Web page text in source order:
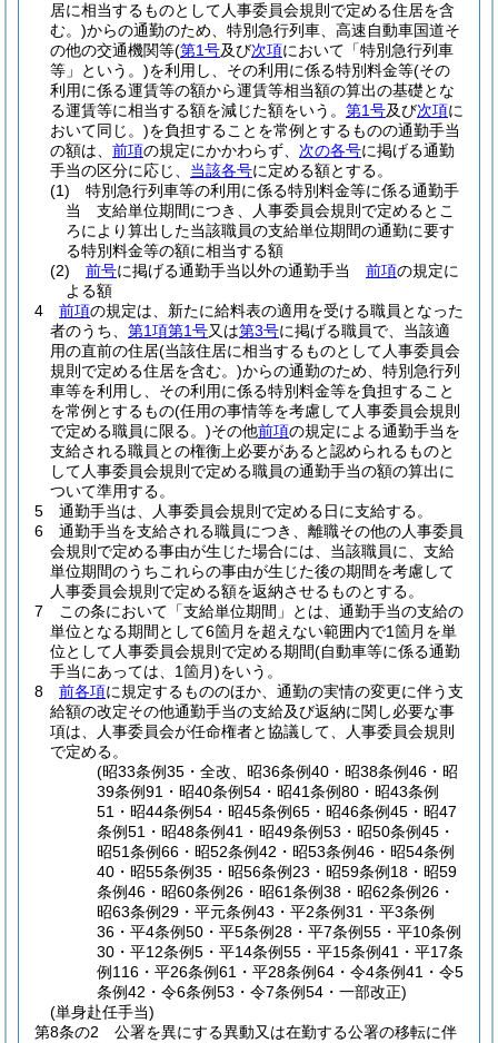
居に相当するものとして人事委員会規則で定める住居を含
む。)からの通勤のため、特別急行列車、高速自動車国道そ
の他の交通機関等(第1号及び次項において「特別急行列車
等」という。)を利用し、その利用に係る特別料金等(その
利用に係る運賃等の額から運賃等相当額の算出の基礎とな
る運賃等に相当する額を減じた額をいう。 第1号及び次項に
おいて同じ。)を負担することを常例とするものの通勤手当
の額は、 前項の規定にかかわらず、 次の各号に掲げる通勤
手当の区分に応じ、 当該各号に定める額とする。
(1)
特別急行列車等の利用に係る特別料金等に係る通勤手
当 支給単位期間につき、人事委員会規則で定めるとこ
ろにより算出した当該職員の支給単位期間の通勤に要す
る特別料金等の額に相当する額
(2)
前号に掲げる通勤手当以外の通勤手当 前項の規定に
よる額
4
前項の規定は、新たに給料表の適用を受ける職員となった
者のうち、 第1項第1号又は第3号に掲げる職員で、当該適
用の直前の住居(当該住居に相当するものとして人事委員会
規則で定める住居を含む。)からの通勤のため、特別急行列
車等を利用し、その利用に係る特別料金等を負担すること
を常例とするもの(任用の事情等を考慮して人事委員会規則
で定める職員に限る。)その他前項の規定による通勤手当を
支給される職員との権衡上必要があると認められるものと
して人事委員会規則で定める職員の通勤手当の額の算出に
ついて準用する。
5
通勤手当は、人事委員会規則で定める日に支給する。
6
通勤手当を支給される職員につき、離職その他の人事委員
会規則で定める事由が生じた場合には、当該職員に、支給
単位期間のうちこれらの事由が生じた後の期間を考慮して
人事委員会規則で定める額を返納させるものとする。
7
この条において「支給単位期間」とは、通勤手当の支給の
単位となる期間として6箇月を超えない範囲内で1箇月を単
位として人事委員会規則で定める期間(自動車等に係る通勤
手当にあっては、1箇月)をいう。
8
前各項に規定するもののほか、通勤の実情の変更に伴う支
給額の改定その他通勤手当の支給及び返納に関し必要な事
項は、人事委員会が任命権者と協議して、人事委員会規則
で定める。
(昭33条例35・全改、昭36条例40・昭38条例46・昭
39条例91・昭40条例54・昭41条例80・昭43条例
51・昭44条例54・昭45条例65・昭46条例45・昭47
条例51・昭48条例41・昭49条例53・昭50条例45・
昭51条例66・昭52条例42・昭53条例46・昭54条例
40・昭55条例35・昭56条例23・昭59条例18・昭59
条例46・昭60条例26・昭61条例38・昭62条例26・
昭63条例29・平元条例43・平2条例31・平3条例
36・平4条例50・平5条例28・平7条例55・平10条例
30・平12条例5・平14条例55・平15条例41・平17条
例116・平26条例61・平28条例64・令4条例41・令5
条例42・令6条例53・令7条例54・一部改正)
(単身赴任手当)
第8条の2
公署を異にする異動又は在勤する公署の移転に伴